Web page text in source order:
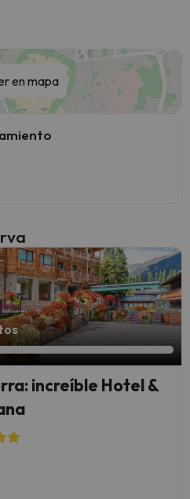
en mapa
increíble Hotel &